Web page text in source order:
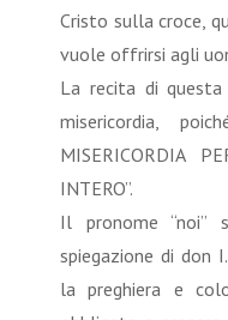
Cristo sulla croce,
vuole offrirsi agli
La recita di
misericordia,
MISERICORDIA
INTERO”.
Il pronome “noi”
spiegazione di don
la preghiera e